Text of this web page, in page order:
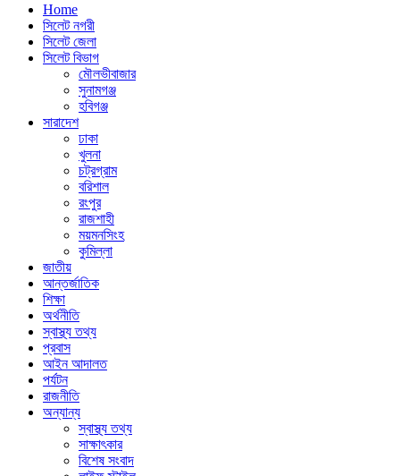
Home
সিলেট নগরী
সিলেট জেলা
সিলেট বিভাগ
মৌলভীবাজার
সুনামগঞ্জ
হবিগঞ্জ
সারাদেশ
ঢাকা
খুলনা
চট্রগ্রাম
বরিশাল
রংপুর
রাজশাহী
ময়মনসিংহ
কুমিল্লা
জাতীয়
আন্তর্জাতিক
শিক্ষা
অর্থনীতি
স্বাস্থ্য তথ্য
প্রবাস
আইন আদালত
পর্যটন
রাজনীতি
অন্যান্য
স্বাস্থ্য তথ্য
সাক্ষাৎকার
বিশেষ সংবাদ